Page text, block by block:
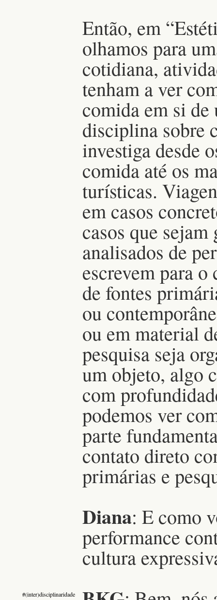
Então, em
olhamos para
cotidiana,
tenham a ver
comida em si
disciplina sobre
investiga desde
comida até os
turísticas.
em casos
casos que
analisados de
escrevem para
de fontes
ou
ou em material
pesquisa seja
um objeto, algo
com
podemos ver
parte
contato direto
primárias e
Diana: E como
performance
cultura
#(inter)disciplinaridade